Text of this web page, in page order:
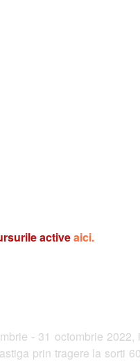
activeaici.
- 31 octombrie 2022,
prin tragere la sorti